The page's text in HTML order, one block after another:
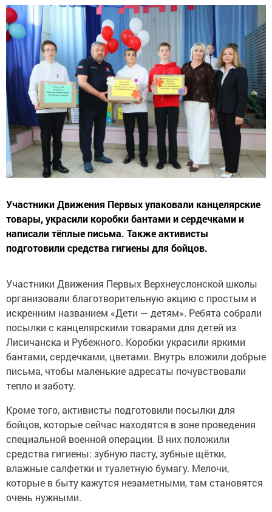
Участники Движения Первых упаковали канцелярские
товары, украсили коробки бантами и сердечками и
написали тёплые письма. Также активисты
подготовили средства гигиены для бойцов.
Участники Движения Первых Верхнеуслонской школы
организовали благотворительную акцию с простым и
искренним названием «Дети — детям». Ребята собрали
посылки с канцелярскими товарами для детей из
Лисичанска и Рубежного. Коробки украсили яркими
бантами, сердечками, цветами. Внутрь вложили добрые
письма, чтобы маленькие адресаты почувствовали
тепло и заботу.
Кроме того, активисты подготовили посылки для
бойцов, которые сейчас находятся в зоне проведения
специальной военной операции. В них положили
средства гигиены: зубную пасту, зубные щётки,
влажные салфетки и туалетную бумагу. Мелочи,
которые в быту кажутся незаметными, там становятся
очень нужными.